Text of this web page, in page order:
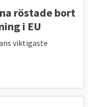
röstade bort
i EU
viktigaste